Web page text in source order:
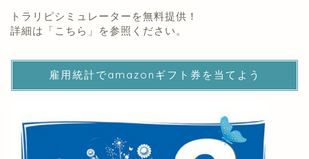
トラリピシミュレーターを無料提供！
詳細は「 こちら 」を参照ください。
雇用統計でamazonギフト券を当てよう